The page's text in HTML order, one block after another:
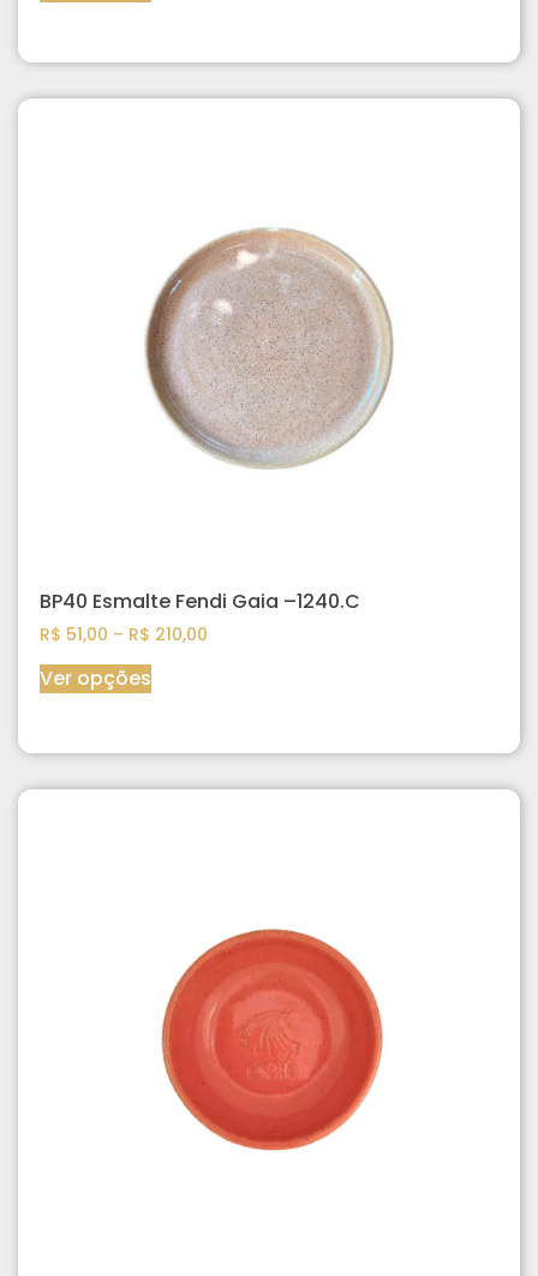
BP40 Esmalte Fendi Gaia –1240.C
R$ 51,00 – R$ 210,00
Ver opções